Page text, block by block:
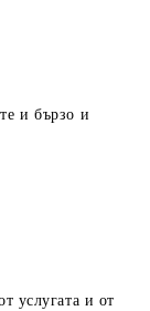
и бързо и
услугата и от